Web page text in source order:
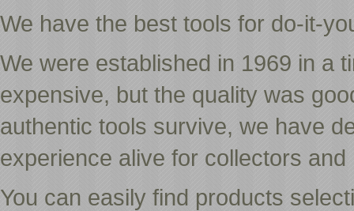
We have the best tools for do-it-
We were established in 1969 in a
expensive, but the quality was
authentic tools survive, we have
experience alive for collectors
You can easily find products